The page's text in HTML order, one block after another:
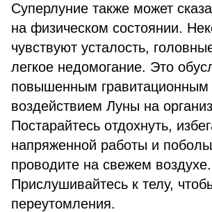
Суперлуние также может
на физическом состоянии.
чувствуют усталость,
легкое недомогание. Это
повышенным гравитационным
воздействием Луны на
Постарайтесь отдохнуть,
напряженной работы и
проводите на свежем воздухе.
Прислушивайтесь к телу,
переутомления.